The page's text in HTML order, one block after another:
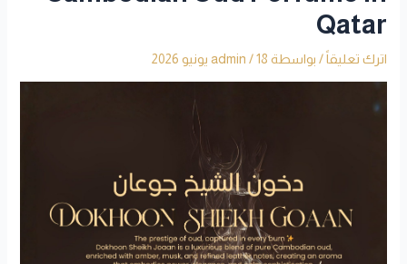
Qatar
اترك تعليقاً / بواسطة admin /18 يونيو 2026